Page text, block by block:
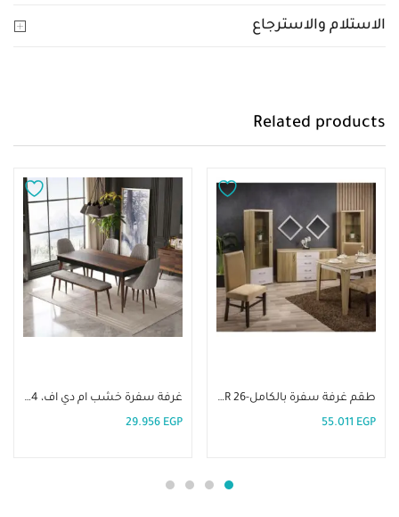
الاستلام والاسترجاع
Related products
طقم غرفة سفرة بالكامل-DIR 26
55.011 EGP
غرفة سفرة خشب ام دي اف، 4 كراسى-DIR 14
29.956 EGP